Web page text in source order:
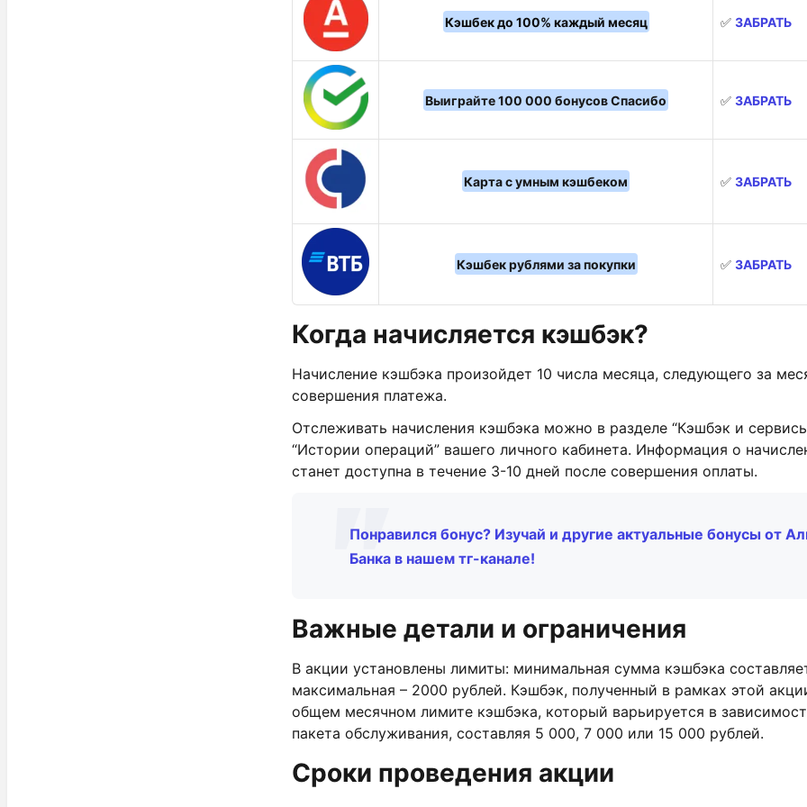
Кэшбек до 100% каждый месяц ✅ ЗАБРАТЬ
Выиграйте 100 000 бонусов Спасибо ✅ ЗАБРАТЬ
Карта с умным кэшбеком ✅ ЗАБРАТЬ
Кэшбек рублями за покупки ✅ ЗАБРАТЬ
Когда начисляется кэшбэк?
Начисление кэшбэка произойдет 10 числа месяца, следующего за
совершения платежа.
Отслеживать начисления кэшбэка можно в разделе “Кэшбэк и
“Истории операций” вашего личного кабинета. Информация о
станет доступна в течение 3-10 дней после совершения оплаты.
Понравился бонус? Изучай и другие актуальные бонусы от
Банка в нашем тг-канале!
Важные детали и ограничения
В акции установлены лимиты: минимальная сумма кэшбэка
максимальная – 2000 рублей. Кэшбэк, полученный в рамках этой
общем месячном лимите кэшбэка, который варьируется в
пакета обслуживания, составляя 5 000, 7 000 или 15 000 рублей.
Сроки проведения акции